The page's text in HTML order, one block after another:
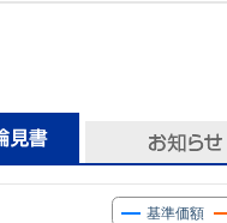
基準価額